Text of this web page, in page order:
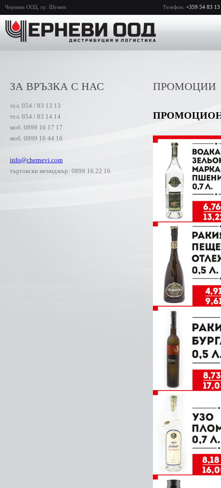
Черневи ООД, гр. Шумен Телефон: +359 54 83 13
ЗА ВРЪЗКА С НАС
тел. 054 / 83 13 13
тел. 054 / 83 14 14
моб. 0899 16 17 17
моб. 0899 16 44 16
info@chernevi.com
търговски мениджър: 0899 16 22 16
ПРОМОЦИИ